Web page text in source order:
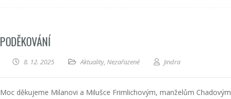
PODĚKOVÁNÍ
8. 12. 2025 Aktuality, Nezařazené Jindra
Moc děkujeme Milanovi a Milušce Frimlichovým, manželům Chadovým